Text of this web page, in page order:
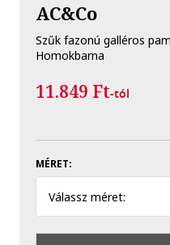
AC&Co
Szűk fazonú galléros
Homokbarna
11.849 Ft-tól
MÉRET:
Válassz méret: